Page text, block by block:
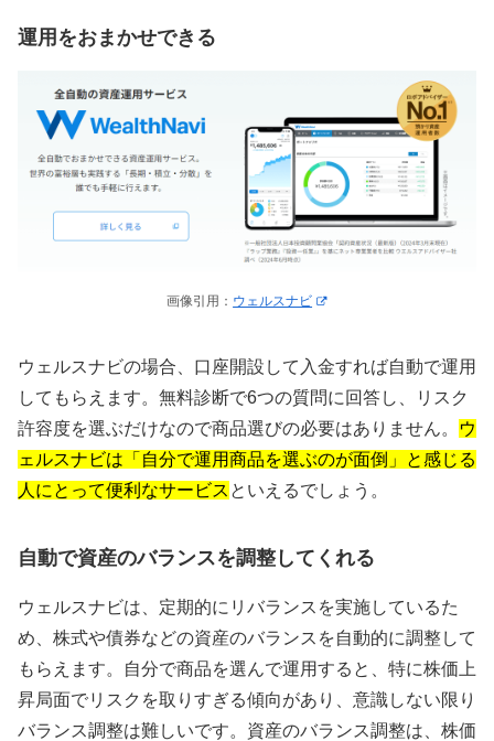
運用をおまかせできる
画像引用： ウェルスナビ
ウェルスナビの場合、口座開設して入金すれば自動で運用
してもらえます。無料診断で6つの質問に回答し、リスク
許容度を選ぶだけなので商品選びの必要はありません。
ウ
ェルスナビは「自分で運用商品を選ぶのが面倒」と感じる
人にとって便利なサービス といえるでしょう。
自動で資産のバランスを調整してくれる
ウェルスナビは、定期的にリバランスを実施しているた
め、株式や債券などの資産のバランスを自動的に調整して
もらえます。自分で商品を選んで運用すると、特に株価上
昇局面でリスクを取りすぎる傾向があり、意識しない限り
バランス調整は難しいです。資産のバランス調整は、株価